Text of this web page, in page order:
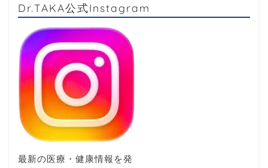
Dr.TAKA公式Instagram
最新の医療・健康情報を発